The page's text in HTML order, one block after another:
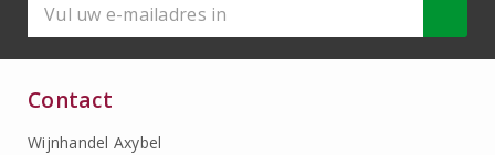
Contact
Wijnhandel Axybel